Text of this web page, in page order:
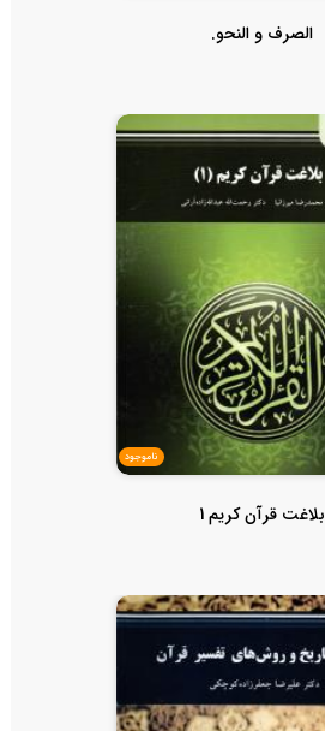
الصرف و النحو.
ناموجود
بلاغت قرآن کریم 1